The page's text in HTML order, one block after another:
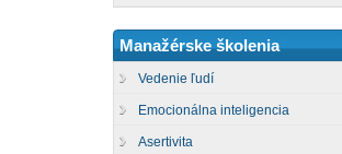
Manažérske školenia
Vedenie ľudí
Emocionálna inteligencia
Asertivita